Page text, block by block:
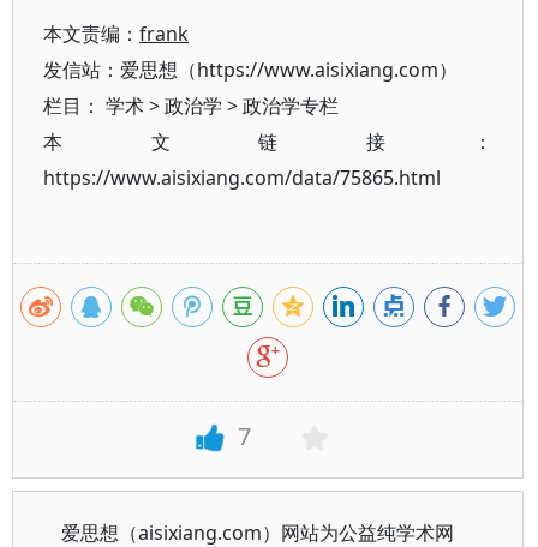
本文责编： frank
发信站：爱思想（https://www.aisixiang.com）
栏目： 学术>政治学 >政治学专栏
本文链接：
https://www.aisixiang.com/data/75865.html
7
爱思想（aisixiang.com）网站为公益纯学术网